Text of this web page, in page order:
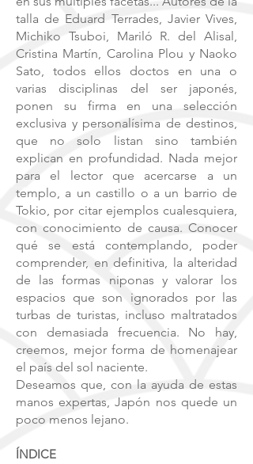
talla de Eduard Terrades, Javier Vives,
Michiko Tsuboi, Mariló R. del Alisal,
Cristina Martín, Carolina Plou y Naoko
Sato, todos ellos doctos en una o
varias disciplinas del ser japonés,
ponen su firma en una selección
exclusiva y personalísima de destinos,
que no solo listan sino también
explican en profundidad. Nada mejor
para el lector que acercarse a un
templo, a un castillo o a un barrio de
Tokio, por citar ejemplos cualesquiera,
con conocimiento de causa. Conocer
qué se está contemplando, poder
comprender, en definitiva, la alteridad
de las formas niponas y valorar los
espacios que son ignorados por las
turbas de turistas, incluso maltratados
con demasiada frecuencia. No hay,
creemos, mejor forma de homenajear
el país del sol naciente.
Deseamos que, con la ayuda de estas
manos expertas, Japón nos quede un
poco menos lejano.
ÍNDICE